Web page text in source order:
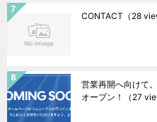
CONTACT （28
営業再開へ向けて
オープン！
（27